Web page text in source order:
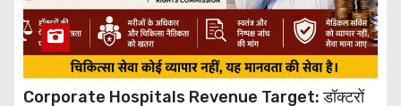
Corporate Hospitals Revenue Target: डॉक्टरों